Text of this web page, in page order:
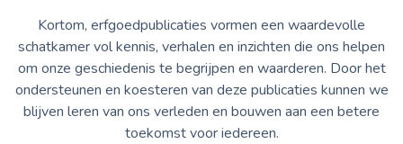
Kortom, erfgoedpublicaties vormen een waardevolle
schatkamer vol kennis, verhalen en inzichten die ons helpen
om onze geschiedenis te begrijpen en waarderen. Door het
ondersteunen en koesteren van deze publicaties kunnen we
blijven leren van ons verleden en bouwen aan een betere
toekomst voor iedereen.